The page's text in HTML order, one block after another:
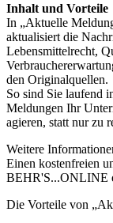
Inhalt und Vorteile
In „Aktuelle
aktualisiert die
Lebensmittelrecht,
den Originalquellen.
So sind Sie laufend
Meldungen Ihr
agieren, statt nur zu
Weitere
Einen kostenfreien
BEHR'S...ONLINE
Die Vorteile von